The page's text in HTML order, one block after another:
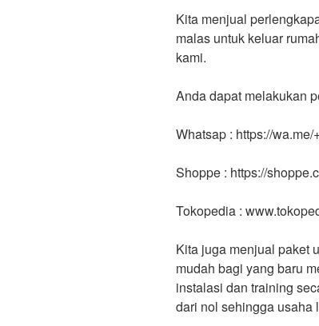
Kita menjual
malas untuk keluar
kami.
Anda dapat melakukan
Whatsap : https://
Shoppe : https://
Tokopedia :
Kita juga menjual paket
mudah bagi yang baru
instalasi dan training
dari nol sehingga usaha